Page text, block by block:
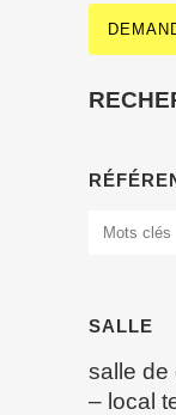
SALLE
salle de
– local